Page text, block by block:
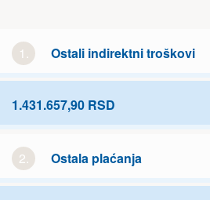
1. Ostali indirektni troškovi
1.431.657,90 RSD
2. Ostala plaćanja